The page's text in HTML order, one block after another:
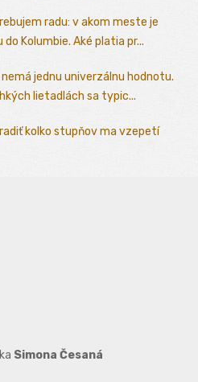
radu: v akom meste je
Kolumbie. Aké platia pr...
jednu univerzálnu hodnotu.
lietadlách sa typic...
kolko stupňov ma vzepetí
Simona Česaná